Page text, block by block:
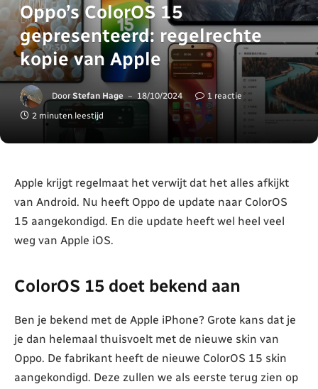
Oppo’s ColorOS 15
gepresenteerd: regelrechte
kopie van Apple
Door Stefan Hage 18/10/2024
1 reactie
2 minuten leestijd
Apple krijgt regelmaat het verwijt dat het alles afkijkt
van Android. Nu heeft Oppo de update naar ColorOS
15 aangekondigd. En die update heeft wel heel veel
weg van Apple iOS.
ColorOS 15 doet bekend aan
Ben je bekend met de Apple iPhone? Grote kans dat je
je dan helemaal thuisvoelt met de nieuwe skin van
Oppo. De fabrikant heeft de nieuwe ColorOS 15 skin
aangekondigd. Deze zullen we als eerste terug zien op